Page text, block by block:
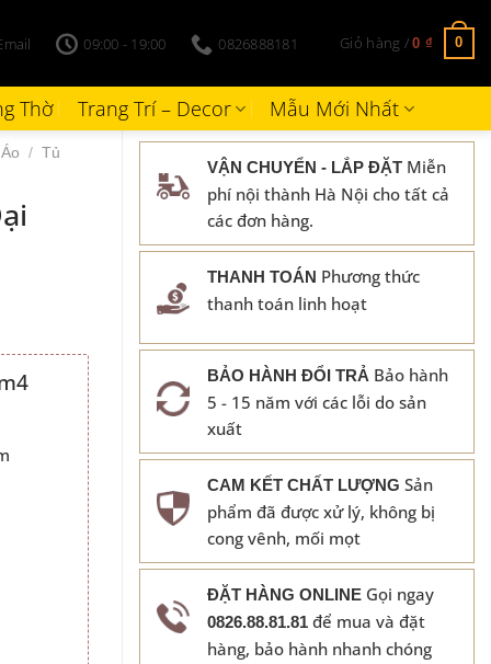
09:00 - 19:00 0826888181 Giỏ hàng /0 ₫ 0
Thờ Trang Trí – Decor Mẫu Mới Nhất
VẬN CHUYỂN - LẮP ĐẶT Miễn
phí nội thành Hà Nội cho tất cả
các đơn hàng.
THANH TOÁN Phương thức
thanh toán linh hoạt
BẢO HÀNH ĐỔI TRẢ Bảo hành
5 - 15 năm với các lỗi do sản
xuất
CAM KẾT CHẤT LƯỢNG Sản
phẩm đã được xử lý, không bị
cong vênh, mối mọt
ĐẶT HÀNG ONLINE Gọi ngay
0826.88.81.81 để mua và đặt
hàng, bảo hành nhanh chóng
/ Tủ